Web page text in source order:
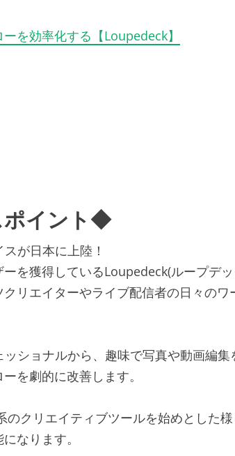
を効率化する【Loupedeck】
ポイント◆
が日本に上陸！
を獲得しているLoupedeck(ループデッ
リエイターやライブ配信者の日々のワ
ショナルから、趣味で写真や動画編集
を劇的に改善します。
クリエイティブツールを始めとした様
なります。